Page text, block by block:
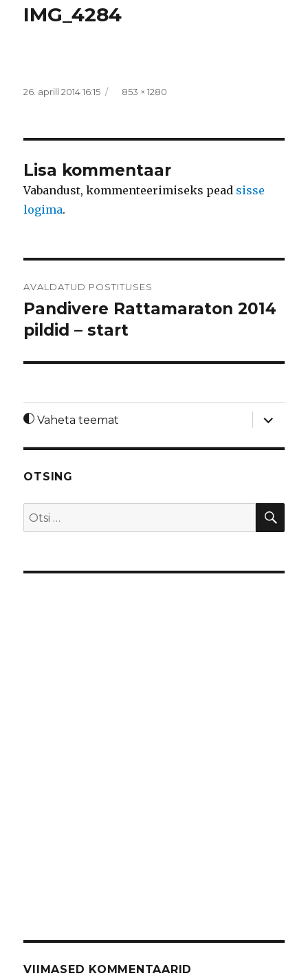
IMG_4284
Postitatud
26. aprill 2014 16:15 Täissuurus
853 × 1280
Lisa kommentaar
Vabandust, kommenteerimiseks pead sisse
logima.
AVALDATUD POSTITUSES
Pandivere Rattamaraton 2014
pildid – start
Vaheta teemat
laienda
OTSING
Otsi:
VIIMASED KOMMENTAARID